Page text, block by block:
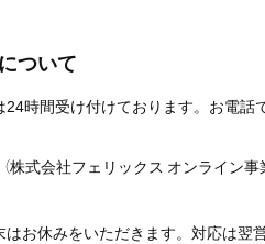
ついて
24時間受け付けております。お電話
（株式会社フェリックス オンライン事
お休みをいただきます。対応は翌